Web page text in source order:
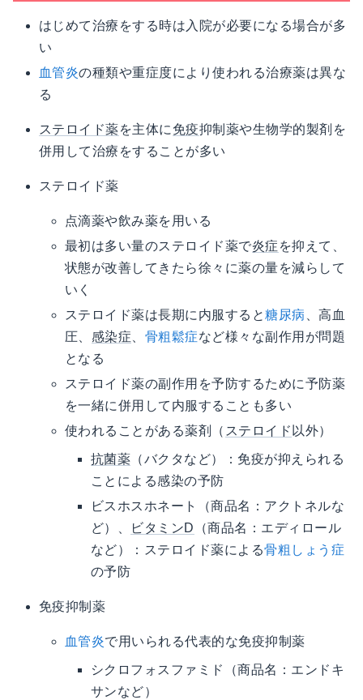
はじめて治療をする時は入院が必要になる場合が多
い
血管炎の種類や重症度により使われる治療薬は異な
る
ステロイド薬を主体に 免疫抑制薬や生物学的製剤を
併用して治療をすることが多い
ステロイド薬
点滴薬や飲み薬を用いる
最初は多い量のステロイド薬で炎症 を抑えて、
状態が改善してきたら徐々に薬の量を減らして
いく
ステロイド薬は長期に内服すると糖尿病 、高血
圧、 感染症 骨粗鬆症など様々な副作用が問題
となる
ステロイド薬の副作用を予防するために予防薬
を一緒に併用して内服することも多い
使われることがある薬剤（ ステロイド 以外）
抗菌薬 （バクタなど）：免疫が抑えられる
ことによる感染の予防
ビスホスホネート（商品名：アクトネルな
ど）、
ビタミンD
（商品名：エディロール
など）：ステロイド薬による骨粗しょう症
の予防
免疫抑制薬
血管炎で用いられる代表的な免疫抑制薬
シクロフォスファミド（商品名：エンドキ
サンなど）